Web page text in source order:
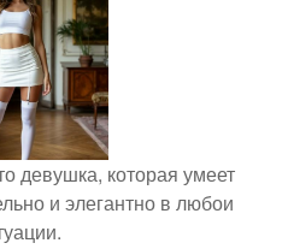
девушка, которая умеет
и элегантно в любои